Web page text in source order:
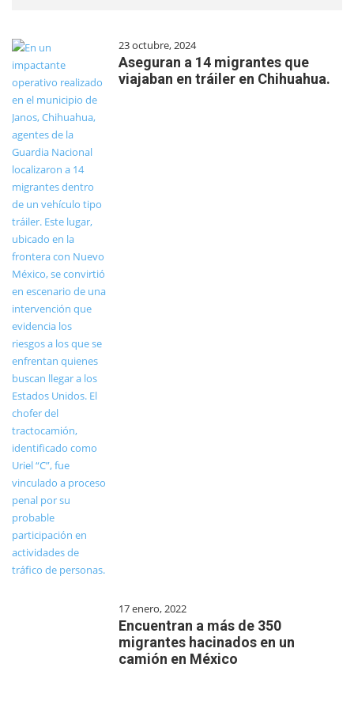
23 octubre, 2024
Aseguran a 14 migrantes que
viajaban en tráiler en Chihuahua.
17 enero, 2022
Encuentran a más de 350
migrantes hacinados en un
camión en México